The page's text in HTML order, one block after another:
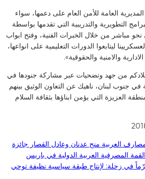
العامة للأمن العام على دعمها، سواء
التطويرية والتدريبية التي تقدمها بواسطة
مباشر من خلال الخبرات الفنية، وفتح ابواب
ليتابعوا الدورات التعليمية على انواعها،
والامنية والحقوقية».
بلادكم من جهد وتضحيات عبر مشاركة جنودها في
في جنوب لبنان، ناهيك عن التعاون الوثيق بينهم
العزيزة التي يؤمن ابناؤها بثقافة السلام
العربية منح عدنان وعادل القصار جائزة
المصرفية العربية الدولية في باريس
في زحلة: لإنتاج طبقة سياسية نظيفة توحي